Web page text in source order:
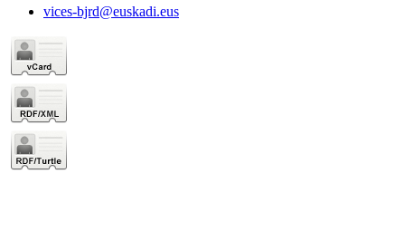
vices-bjrd@euskadi.eus